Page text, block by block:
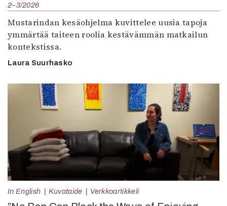
2–3/2026
Mustarindan kesäohjelma kuvittelee uusia tapoja
ymmärtää taiteen roolia kestävämmän matkailun
kontekstissa.
Laura Suurhasko
In English Kuvataide Verkkoartikkeli